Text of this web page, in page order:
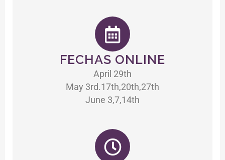
FECHAS ONLINE
April 29th
May 3rd.17th,20th,27th
June 3,7,14th